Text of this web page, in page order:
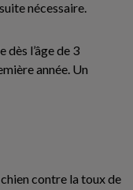
nécessaire.
l’âge de 3
année. Un
contre la toux de